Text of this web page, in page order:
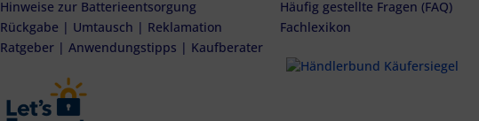
Hinweise zur Batterieentsorgung
Rückgabe | Umtausch | Reklamation
Ratgeber | Anwendungstipps | Kaufberater
Häufig gestellte Fragen (FAQ)
Fachlexikon